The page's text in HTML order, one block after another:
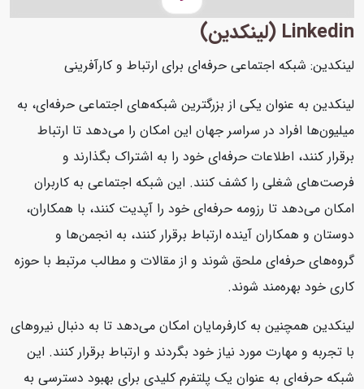
Linkedin (لینکدین)
لینکدین: شبکه اجتماعی حرفه‌ای برای ارتباط و کارآفرینی
لینکدین به عنوان یکی از بزرگترین شبکه‌های اجتماعی حرفه‌ای، به
میلیون‌ها افراد در سراسر جهان این امکان را می‌دهد تا ارتباط
برقرار کنند، اطلاعات حرفه‌ای خود را به اشتراک بگذارند و
فرصت‌های شغلی را کشف کنند. این شبکه اجتماعی به کاربران
امکان می‌دهد تا رزومه حرفه‌ای خود را آپدیت کنند، با همکاران،
دوستان و همکاران آینده ارتباط برقرار کنند، به انجمن‌ها و
گروه‌های حرفه‌ای ملحق شوند و از مقالات و مطالب مرتبط با حوزه
کاری خود بهره‌مند شوند.
لینکدین همچنین به کارفرمایان امکان می‌دهد تا به دنبال نیروهای
با تجربه و مهارت مورد نیاز خود بگردند و ارتباط برقرار کنند. این
شبکه حرفه‌ای به عنوان یک پلتفرم کلیدی برای بهبود دسترسی به